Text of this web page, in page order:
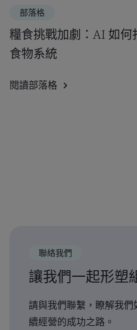
部落格
糧食挑戰加劇：AI 如
食物系統
閱讀部落格
聯絡我們
讓我們一起形塑
請與我們聯繫，瞭解我
續經營的成功之路。